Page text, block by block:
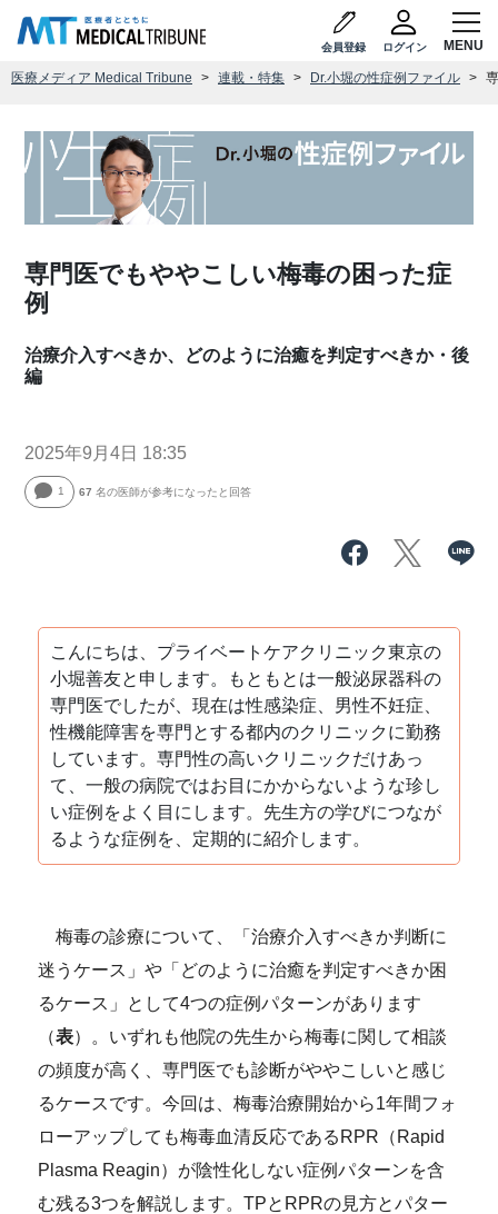
会員登録 ログイン
医療メディア Medical Tribune 連載・特集 Dr.小堀の性症例ファイル
専門医でもややこしい梅毒の困った症
例
治療介入すべきか、どのように治癒を判定すべきか・後
編
2025年9月4日 18:35
1 67 名の医師が参考になったと回答
こんにちは、プライベートケアクリニック東京の
小堀善友と申します。もともとは一般泌尿器科の
専門医でしたが、現在は性感染症、男性不妊症、
性機能障害を専門とする都内のクリニックに勤務
しています。専門性の高いクリニックだけあっ
て、一般の病院ではお目にかからないような珍し
い症例をよく目にします。先生方の学びにつなが
るような症例を、定期的に紹介します。
梅毒の診療について、「治療介入すべきか判断に
迷うケース」や「どのように治癒を判定すべきか困
るケース」として4つの症例パターンがあります
（表）。いずれも他院の先生から梅毒に関して相談
の頻度が高く、専門医でも診断がややこしいと感じ
るケースです。今回は、梅毒治療開始から1年間フォ
ローアップしても梅毒血清反応であるRPR（Rapid
Plasma Reagin）が陰性化しない症例パターンを含
む残る3つを解説します。TPとRPRの見方とパター